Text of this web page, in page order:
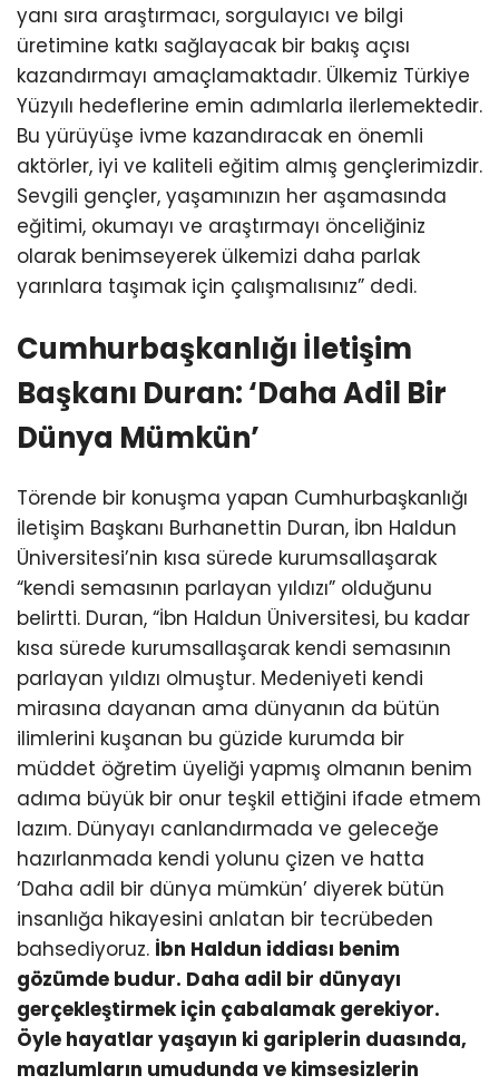
yanı sıra araştırmacı, sorgulayıcı ve bilgi
üretimine katkı sağlayacak bir bakış açısı
kazandırmayı amaçlamaktadır. Ülkemiz Türkiye
Yüzyılı hedeflerine emin adımlarla ilerlemektedir.
Bu yürüyüşe ivme kazandıracak en önemli
aktörler, iyi ve kaliteli eğitim almış gençlerimizdir.
Sevgili gençler, yaşamınızın her aşamasında
eğitimi, okumayı ve araştırmayı önceliğiniz
olarak benimseyerek ülkemizi daha parlak
yarınlara taşımak için çalışmalısınız” dedi.
Cumhurbaşkanlığı İletişim
Başkanı Duran: ‘Daha Adil Bir
Dünya Mümkün’
Törende bir konuşma yapan Cumhurbaşkanlığı
İletişim Başkanı Burhanettin Duran, İbn Haldun
Üniversitesi’nin kısa sürede kurumsallaşarak
“kendi semasının parlayan yıldızı” olduğunu
belirtti. Duran, “İbn Haldun Üniversitesi, bu kadar
kısa sürede kurumsallaşarak kendi semasının
parlayan yıldızı olmuştur. Medeniyeti kendi
mirasına dayanan ama dünyanın da bütün
ilimlerini kuşanan bu güzide kurumda bir
müddet öğretim üyeliği yapmış olmanın benim
adıma büyük bir onur teşkil ettiğini ifade etmem
lazım. Dünyayı canlandırmada ve geleceğe
hazırlanmada kendi yolunu çizen ve hatta
‘Daha adil bir dünya mümkün’ diyerek bütün
insanlığa hikayesini anlatan bir tecrübeden
bahsediyoruz. İbn Haldun iddiası benim
gözümde budur. Daha adil bir dünyayı
gerçekleştirmek için çabalamak gerekiyor.
Öyle hayatlar yaşayın ki gariplerin duasında,
mazlumların umudunda ve kimsesizlerin